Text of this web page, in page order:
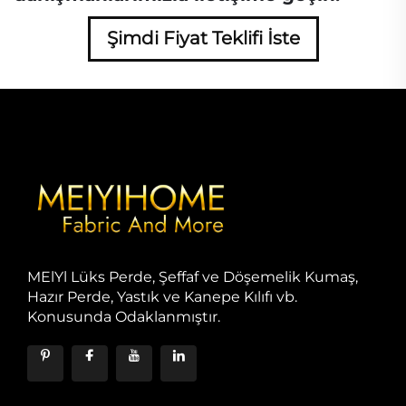
Şimdi Fiyat Teklifi İste
MElYl Lüks Perde, Şeffaf ve Döşemelik Kumaş,
Hazır Perde, Yastık ve Kanepe Kılıfı vb.
Konusunda Odaklanmıştır.